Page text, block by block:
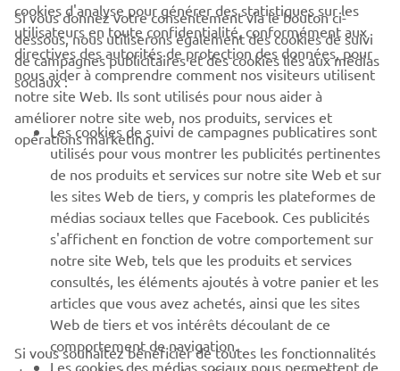
09 Mars 2026
Le P-DG de Yamaha Motor Europe rend visite à
Riders for Health en Gambie
Depuis 2022, Yamaha soutient Riders for Health (RFH)
dans la gestion de sa flotte, ses initiatives de collecte de
fonds et ses actions de sensibilisation.
En savoir plus
cookies d'analyse pour générer des statistiques sur les
utilisateurs en toute confidentialité, conformément aux
directives des autorités de protection des données, pour
nous aider à comprendre comment nos visiteurs utilisent
notre site Web. Ils sont utilisés pour nous aider à
améliorer notre site web, nos produits, services et
opérations marketing.
Si vous donnez votre consentement via le bouton ci-
dessous, nous utiliserons également des cookies de suivi
de campagnes publicitaires et des cookies liés aux médias
sociaux :
Les cookies de suivi de campagnes publicatires sont
utilisés pour vous montrer les publicités pertinentes
de nos produits et services sur notre site Web et sur
les sites Web de tiers, y compris les plateformes de
médias sociaux telles que Facebook. Ces publicités
s'affichent en fonction de votre comportement sur
notre site Web, tels que les produits et services
consultés, les éléments ajoutés à votre panier et les
articles que vous avez achetés, ainsi que les sites
Web de tiers et vos intérêts découlant de ce
comportement de navigation.
Les cookies des médias sociaux nous permettent de
Si vous souhaitez bénéficier de toutes les fonctionnalités